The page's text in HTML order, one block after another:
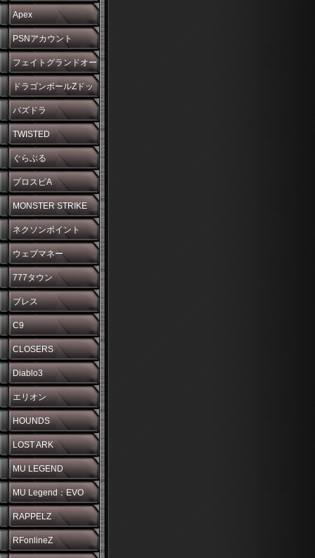
Apex
PSNアカウント
フェイトグランドオー
ダー
ドラゴンボールZドッ
カンバトル
パズドラ
TWISTED
WONDERLAND
ぐらぶる
プロスピA
MONSTER STRIKE
ネクソンポイント
ウェブマネー
777タウン
ブレス
C9
CLOSERS
Diablo3
エリオン
HOUNDS
LOST ARK
MU LEGEND
MU Legend：EVO
RAPPELZ
RFonlineZ